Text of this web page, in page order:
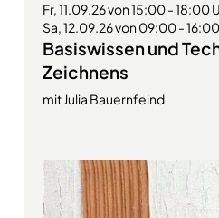
Fr, 11.09.26 von 15:00 - 18:00
Sa, 12.09.26 von 09:00 -
Basiswissen und
Zeichnens
mit Julia Bauernfeind